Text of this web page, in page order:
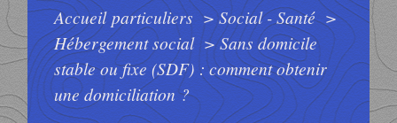
Accueil particuliers>Social - Santé>
Hébergement social>Sans domicile
stable ou fixe (SDF) : comment obtenir
une domiciliation ?